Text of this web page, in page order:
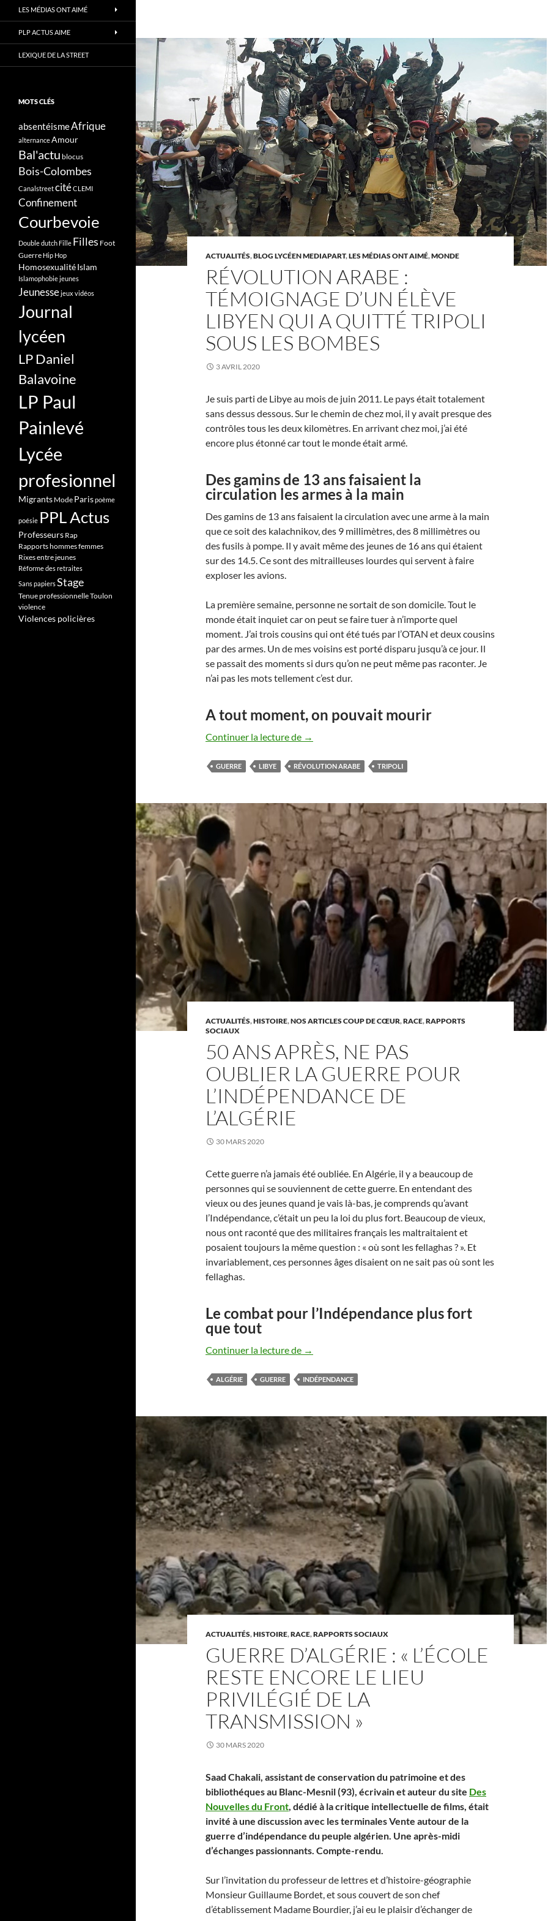
ACTUALITÉS,BLOG LYCÉEN MEDIAPART,LES MÉDIAS ONT AIMÉ,MONDE
RÉVOLUTION ARABE :
TÉMOIGNAGE D’UN ÉLÈVE
LIBYEN QUI A QUITTÉ TRIPOLI
SOUS LES BOMBES
3 AVRIL 2020
Je suis parti de Libye au mois de juin 2011. Le pays était totalement
sans dessus dessous. Sur le chemin de chez moi, il y avait presque des
contrôles tous les deux kilomètres. En arrivant chez moi, j’ai été
encore plus étonné car tout le monde était armé.
Des gamins de 13 ans faisaient la
circulation les armes à la main
Des gamins de 13 ans faisaient la circulation avec une arme à la main
que ce soit des kalachnikov, des 9 millimètres, des 8 millimètres ou
des fusils à pompe. Il y avait même des jeunes de 16 ans qui étaient
sur des 14.5. Ce sont des mitrailleuses lourdes qui servent à faire
exploser les avions.
La première semaine, personne ne sortait de son domicile. Tout le
monde était inquiet car on peut se faire tuer à n’importe quel
moment. J’ai trois cousins qui ont été tués par l’OTAN et deux cousins
par des armes. Un de mes voisins est porté disparu jusqu’à ce jour. Il
se passait des moments si durs qu’on ne peut même pas raconter. Je
n’ai pas les mots tellement c’est dur.
A tout moment, on pouvait mourir
Continuer la lecture de Révolution arabe : témoignage d’un élève libyen qui a
→
GUERRE LIBYE RÉVOLUTION ARABE TRIPOLI
ACTUALITÉS,HISTOIRE,NOS ARTICLES COUP DE CŒUR,RACE,RAPPORTS
SOCIAUX
50 ANS APRÈS, NE PAS
OUBLIER LA GUERRE POUR
L’INDÉPENDANCE DE
L’ALGÉRIE
30 MARS 2020
Cette guerre n’a jamais été oubliée. En Algérie, il y a beaucoup de
personnes qui se souviennent de cette guerre. En entendant des
vieux ou des jeunes quand je vais là-bas, je comprends qu’avant
l’Indépendance, c’était un peu la loi du plus fort. Beaucoup de vieux,
nous ont raconté que des militaires français les maltraitaient et
posaient toujours la même question : « où sont les fellaghas ? ». Et
invariablement, ces personnes âges disaient on ne sait pas où sont les
fellaghas.
Le combat pour l’Indépendance plus fort
que tout
Continuer la lecture de 50 ans après, ne pas oublier la guerre pour l’Indépendance
→
ALGÉRIE GUERRE INDÉPENDANCE
ACTUALITÉS,HISTOIRE,RACE,RAPPORTS SOCIAUX
GUERRE D’ALGÉRIE : « L’ÉCOLE
RESTE ENCORE LE LIEU
PRIVILÉGIÉ DE LA
TRANSMISSION »
30 MARS 2020
Saad Chakali, assistant de conservation du patrimoine et des
bibliothéques au Blanc-Mesnil (93), écrivain et auteur du site Des
Nouvelles du Front, dédié à la critique intellectuelle de films, était
invité à une discussion avec les terminales Vente autour de la
guerre d’indépendance du peuple algérien. Une après-midi
d’échanges passionnants. Compte-rendu.
Sur l’invitation du professeur de lettres et d’histoire-géographie
Monsieur Guillaume Bordet, et sous couvert de son chef
d’établissement Madame Bourdier, j’ai eu le plaisir d’échanger de
LES MÉDIAS ONT AIMÉ
PLP ACTUS AIME
LEXIQUE DE LA STREET
MOTS CLÉS
absentéismeAfrique
alternanceAmour
Bal'actu blocus
Bois-Colombes
CanalstreetcitéCLEMI
Confinement
Courbevoie
Double dutch Fille Filles Foot
Guerre Hip Hop
HomosexualitéIslam
Islamophobiejeunes
Jeunessejeux vidéos
Journal
lycéen
LP Daniel
Balavoine
LP Paul
Painlevé
Lycée
profesionnel
Migrants Mode Parispoème
poésie PPL Actus
Professeurs Rap
Rapports hommes femmes
Rixes entre jeunes
Réforme des retraites
Sans papiersStage
Tenue professionnelleToulon
violence
Violences policières